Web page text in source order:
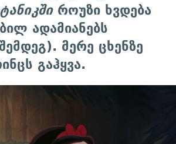
როუზი ხვდება
ადამიანებს
მერე ცხენზე
გაჰყვა.